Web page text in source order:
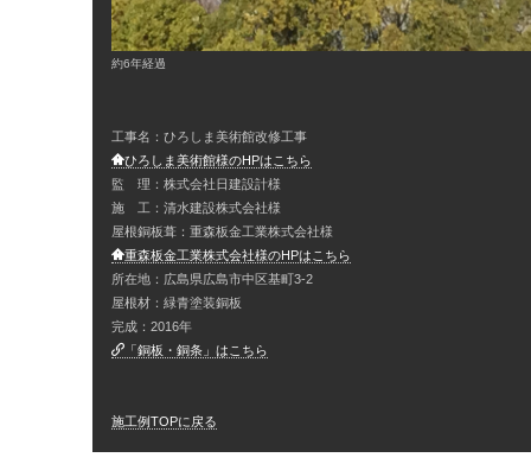
約6年経過
工事名：ひろしま美術館改修工事
ひろしま美術館様のHPはこちら
監 理：株式会社日建設計様
施 工：清水建設株式会社様
屋根銅板葺：重森板金工業株式会社様
重森板金工業株式会社様のHPはこちら
所在地：広島県広島市中区基町3-2
屋根材：緑青塗装銅板
完成：2016年
「銅板・銅条」はこちら
施工例TOPに戻る